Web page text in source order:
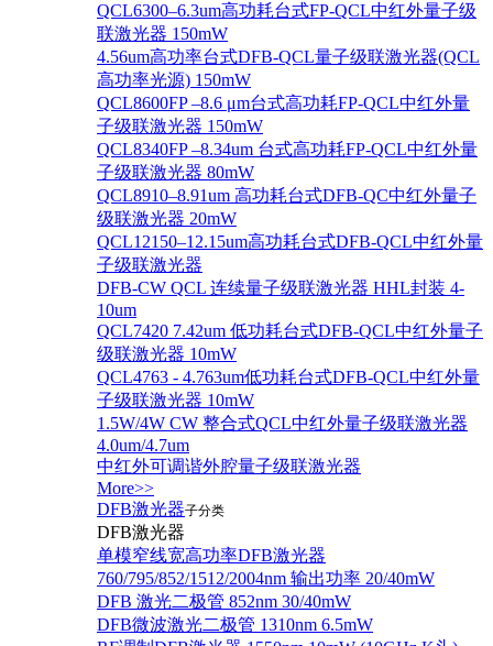
QCL6300–6.3um高功耗台式FP-QCL中红外量子级
联激光器 150mW
4.56um高功率台式DFB-QCL量子级联激光器(QCL
高功率光源) 150mW
QCL8600FP –8.6 μm台式高功耗FP-QCL中红外量
子级联激光器 150mW
QCL8340FP –8.34um 台式高功耗FP-QCL中红外量
子级联激光器 80mW
QCL8910–8.91um 高功耗台式DFB-QC中红外量子
级联激光器 20mW
QCL12150–12.15um高功耗台式DFB-QCL中红外量
子级联激光器
DFB-CW QCL 连续量子级联激光器 HHL封装 4-
10um
QCL7420 7.42um 低功耗台式DFB-QCL中红外量子
级联激光器 10mW
QCL4763 - 4.763um低功耗台式DFB-QCL中红外量
子级联激光器 10mW
1.5W/4W CW 整合式QCL中红外量子级联激光器
4.0um/4.7um
中红外可调谐外腔量子级联激光器
More>>
DFB激光器子分类
DFB激光器
单模窄线宽高功率DFB激光器
760/795/852/1512/2004nm 输出功率 20/40mW
DFB 激光二极管 852nm 30/40mW
DFB微波激光二极管 1310nm 6.5mW